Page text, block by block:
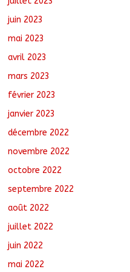
juin 2023
mai 2023
avril 2023
mars 2023
février 2023
janvier 2023
décembre 2022
novembre 2022
octobre 2022
septembre 2022
août 2022
juillet 2022
juin 2022
mai 2022